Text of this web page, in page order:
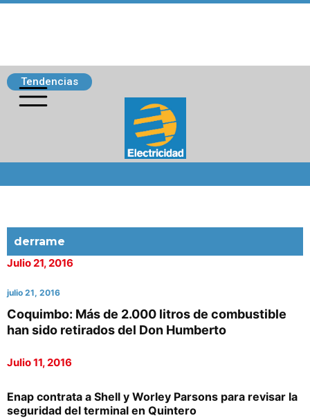
Tendencias
derrame
Julio 21, 2016
julio 21, 2016
Coquimbo: Más de 2.000 litros de combustible
han sido retirados del Don Humberto
Julio 11, 2016
Enap contrata a Shell y Worley Parsons para revisar la
seguridad del terminal en Quintero